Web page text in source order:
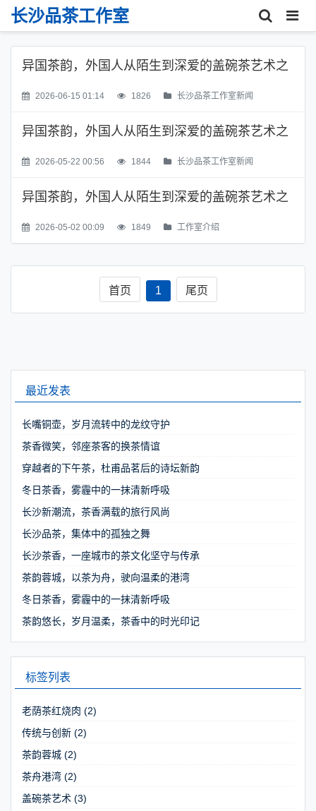
长沙品茶工作室
异国茶韵，外国人从陌生到深爱的盖碗茶艺术之
2026-06-15 01:14 1826 长沙品茶工作室新闻
异国茶韵，外国人从陌生到深爱的盖碗茶艺术之
2026-05-22 00:56 1844 长沙品茶工作室新闻
异国茶韵，外国人从陌生到深爱的盖碗茶艺术之
2026-05-02 00:09 1849 工作室介绍
首页 1 尾页
最近发表
长嘴铜壶，岁月流转中的龙纹守护
茶香微笑，邻座茶客的换茶情谊
穿越者的下午茶，杜甫品茗后的诗坛新韵
冬日茶香，雾霾中的一抹清新呼吸
长沙新潮流，茶香满载的旅行风尚
长沙品茶，集体中的孤独之舞
长沙茶香，一座城市的茶文化坚守与传承
茶韵蓉城，以茶为舟，驶向温柔的港湾
冬日茶香，雾霾中的一抹清新呼吸
茶韵悠长，岁月温柔，茶香中的时光印记
标签列表
老荫茶红烧肉 (2)
传统与创新 (2)
茶韵蓉城 (2)
茶舟港湾 (2)
盖碗茶艺术 (3)